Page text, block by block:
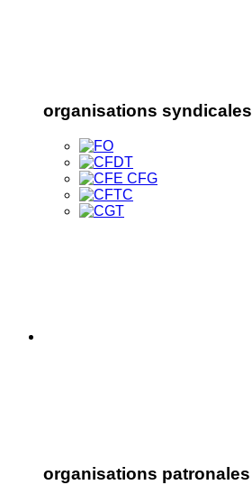
organisations syndicales
organisations patronales